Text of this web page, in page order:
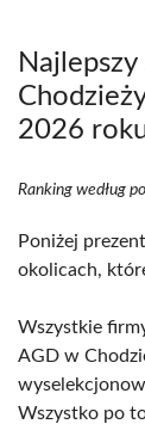
2026
Ranking według
Poniżej
okolicach,
Wszystkie
AGD w
Wszystko po